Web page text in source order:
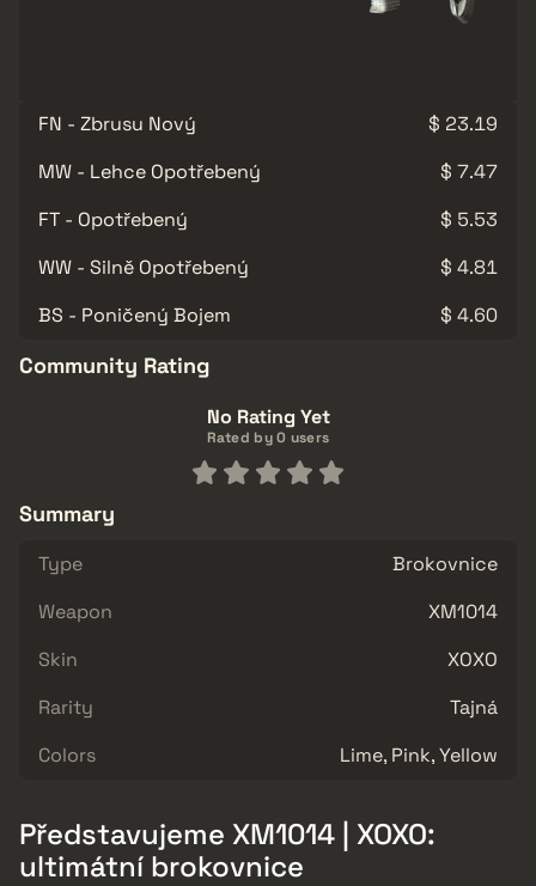
FN - Zbrusu Nový
$ 23.19
MW - Lehce Opotřebený
$ 7.47
FT - Opotřebený
$ 5.53
WW - Silně Opotřebený
$ 4.81
BS - Poničený Bojem
$ 4.60
Community Rating
No Rating Yet
Rated by 0 users
Summary
Type
Brokovnice
Weapon
XM1014
Skin
XOXO
Rarity
Tajná
Colors
Lime, Pink, Yellow
Představujeme XM1014 | XOXO:
ultimátní brokovnice